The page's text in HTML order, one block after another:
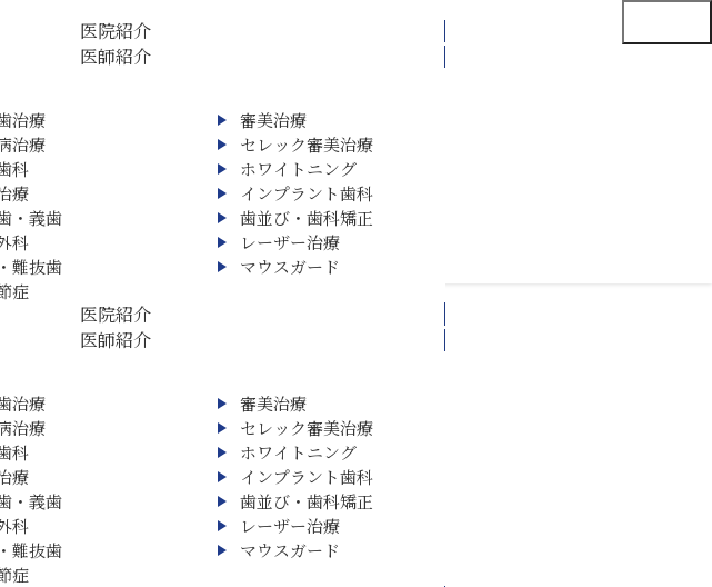
医院紹介
医師紹介
治療
治療
科
療
・義歯
科
難抜歯
症
審美治療
セレック審美治療
ホワイトニング
インプラント歯科
歯並び・歯科矯正
レーザー治療
マウスガード
医院紹介
医師紹介
治療
治療
科
療
・義歯
科
難抜歯
症
審美治療
セレック審美治療
ホワイトニング
インプラント歯科
歯並び・歯科矯正
レーザー治療
マウスガード